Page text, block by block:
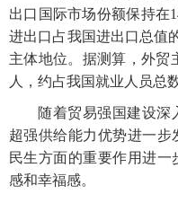
出口国际市场份额保持在
进出口占我国进出口总值
主体地位。据测算，外贸
人，约占我国就业人员总
随着贸易强国建设深
超强供给能力优势进一
民生方面的重要作用进
感和幸福感。